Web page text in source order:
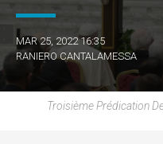
MAR 25, 2022 16:35
RANIERO CANTALAMESSA
Troisième Prédication